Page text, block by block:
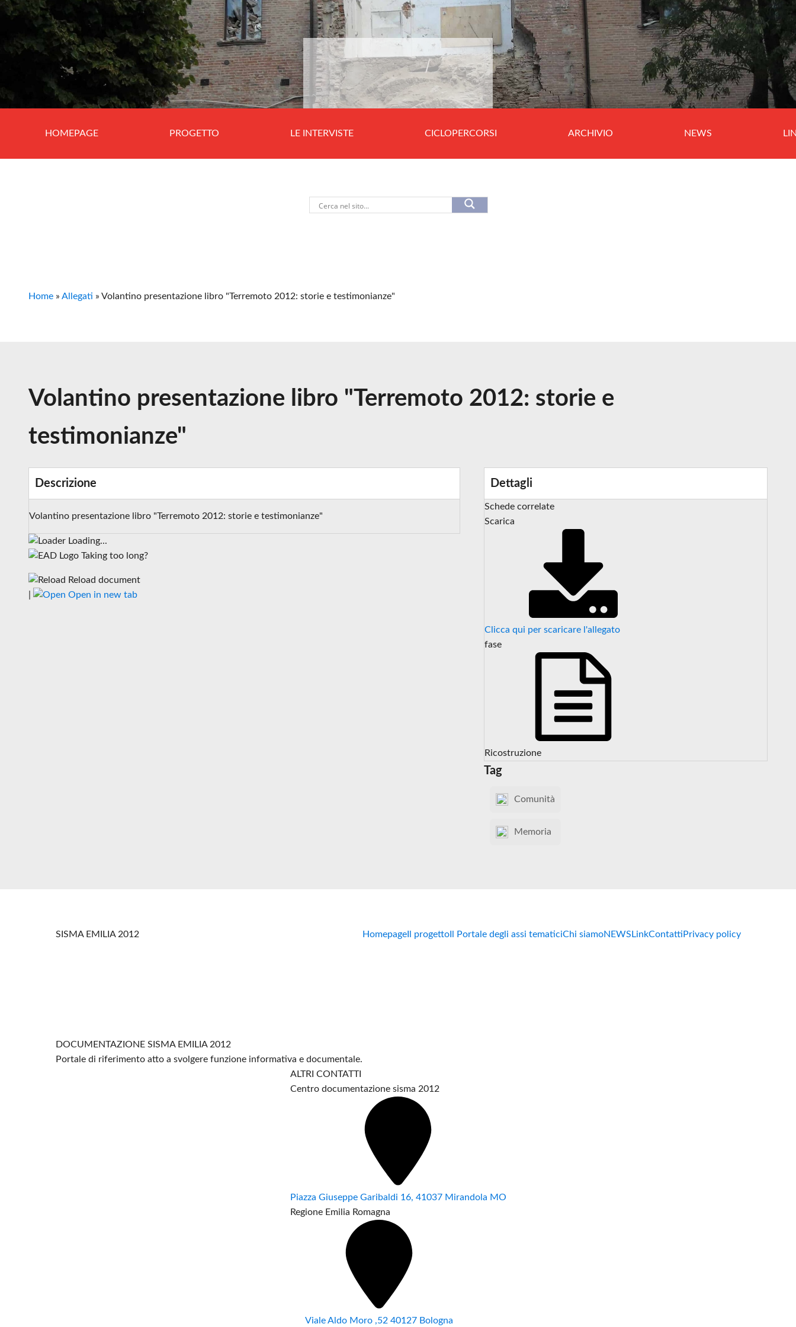
HOMEPAGE PROGETTO LE INTERVISTE CICLOPERCORSI ARCHIVIO NEWS
Home » Allegati » Volantino presentazione libro "Terremoto 2012: storie e testimonianze"
Volantino presentazione libro "Terremoto 2012: storie e
testimonianze"
Descrizione
Volantino presentazione libro "Terremoto 2012: storie e testimonianze"
Loading...
Taking too long?
Reload document
Open in new tab
Dettagli
Schede correlate
Scarica
Clicca qui per scaricare l'allegato
fase
Ricostruzione
Tag
Comunità
Memoria
SISMA EMILIA 2012
DOCUMENTAZIONE SISMA EMILIA 2012
Portale di riferimento atto a svolgere funzione informativa e documentale.
HomepageIl progettoIl Portale degli assi tematiciChi siamoNEWS LinkContatti Privacy policy
ALTRI CONTATTI
Centro documentazione sisma 2012
Piazza Giuseppe Garibaldi 16, 41037 Mirandola MO
Regione Emilia Romagna
Viale Aldo Moro ,52 40127 Bologna